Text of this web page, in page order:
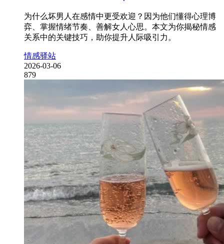
为什么坏男人在感情中更受欢迎？因为他们懂得心理博
弈、掌握情绪节奏、善解女人心思。本文为你揭秘情感
关系中的关键技巧，助你提升人际吸引力。
情感驿站
2026-03-06
879